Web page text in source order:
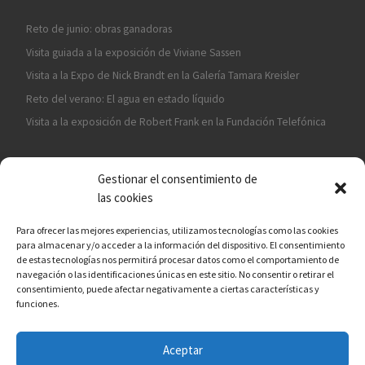
Gestionar el consentimiento de
las cookies
Para ofrecer las mejores experiencias, utilizamos tecnologías como las cookies
para almacenar y/o acceder a la información del dispositivo. El consentimiento
de estas tecnologías nos permitirá procesar datos como el comportamiento de
navegación o las identificaciones únicas en este sitio. No consentir o retirar el
consentimiento, puede afectar negativamente a ciertas características y
funciones.
Aceptar
Reto de junio: obras ganadoras
Visita guiada a la exposición de Viviane Sassen
Visita a la Expo de Nick Brandt en la Galería Tamara Kreisler
Reto del verano: El agua en estado líquido
Visita a la exposición de Robert Frank en la Fundación Telefónica
¡ASÓCIATE A CÁMARA EN MANO!